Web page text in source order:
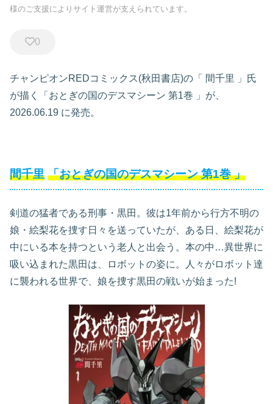
様のご支援によりサイト運営が支えられています。
0
チャンピオンREDコミックス(秋田書店)の「 間千里
」氏
が描く「おとぎの国のデスマシーン 第1巻 」が、
2026.06.19 に発売。
間千里 「おとぎの国のデスマシーン第1巻」
剣道の猛者である刑事・黒田。彼は1年前から行方不明の
娘・絵梨花を捜す日々を送っていたが、ある日、絵梨花が
中にいる本を持つという老人と出会う。本の中…異世界に
吸い込まれた黒田は、ロボットの姿に。人々がロボット達
に襲われる世界で、娘を捜す黒田の戦いが始まった!